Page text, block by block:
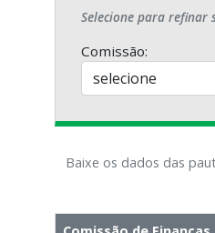
Selecione para refinar
Comissão:
Baixe os dados das